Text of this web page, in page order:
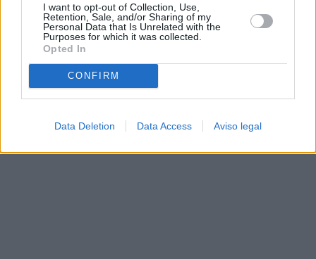
I want to opt-out of Collection, Use,
Retention, Sale, and/or Sharing of my
Personal Data that Is Unrelated with the
Purposes for which it was collected.
Opted In
CONFIRM
Data Deletion Data Access Aviso legal